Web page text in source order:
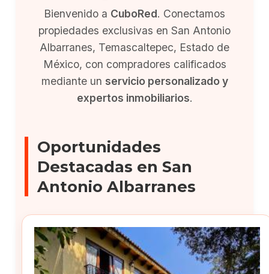
Bienvenido a CuboRed. Conectamos
propiedades exclusivas en San Antonio
Albarranes, Temascaltepec, Estado de
México, con compradores calificados
mediante un servicio personalizado y
expertos inmobiliarios.
Oportunidades
Destacadas en San
Antonio Albarranes